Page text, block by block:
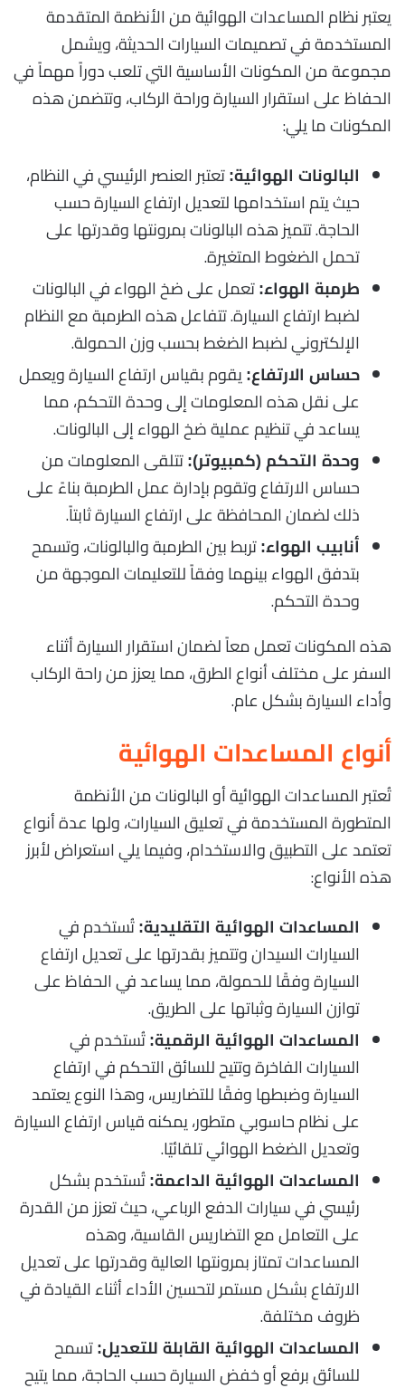
يعتبر نظام المساعدات الهوائية من الأنظمة المتقدمة
المستخدمة في تصميمات السيارات الحديثة، ويشمل
مجموعة من المكونات الأساسية التي تلعب دوراً مهماً في
الحفاظ على استقرار السيارة وراحة الركاب، وتتضمن هذه
المكونات ما يلي:
البالونات الهوائية: تعتبر العنصر الرئيسي في النظام،
حيث يتم استخدامها لتعديل ارتفاع السيارة حسب
الحاجة. تتميز هذه البالونات بمرونتها وقدرتها على
تحمل الضغوط المتغيرة.
طرمبة الهواء: تعمل على ضخ الهواء في البالونات
لضبط ارتفاع السيارة. تتفاعل هذه الطرمبة مع النظام
الإلكتروني لضبط الضغط بحسب وزن الحمولة.
حساس الارتفاع: يقوم بقياس ارتفاع السيارة ويعمل
على نقل هذه المعلومات إلى وحدة التحكم، مما
يساعد في تنظيم عملية ضخ الهواء إلى البالونات.
وحدة التحكم (كمبيوتر): تتلقى المعلومات من
حساس الارتفاع وتقوم بإدارة عمل الطرمبة بناءً على
ذلك لضمان المحافظة على ارتفاع السيارة ثابتاً.
أنابيب الهواء: تربط بين الطرمبة والبالونات، وتسمح
بتدفق الهواء بينهما وفقاً للتعليمات الموجهة من
وحدة التحكم.
هذه المكونات تعمل معاً لضمان استقرار السيارة أثناء
السفر على مختلف أنواع الطرق، مما يعزز من راحة الركاب
وأداء السيارة بشكل عام.
أنواع المساعدات الهوائية
تُعتبر المساعدات الهوائية أو البالونات من الأنظمة
المتطورة المستخدمة في تعليق السيارات، ولها عدة أنواع
تعتمد على التطبيق والاستخدام، وفيما يلي استعراض لأبرز
هذه الأنواع:
المساعدات الهوائية التقليدية: تُستخدم في
السيارات السيدان وتتميز بقدرتها على تعديل ارتفاع
السيارة وفقًا للحمولة، مما يساعد في الحفاظ على
توازن السيارة وثباتها على الطريق.
المساعدات الهوائية الرقمية: تُستخدم في
السيارات الفاخرة وتتيح للسائق التحكم في ارتفاع
السيارة وضبطها وفقًا للتضاريس، وهذا النوع يعتمد
على نظام حاسوبي متطور، يمكنه قياس ارتفاع السيارة
وتعديل الضغط الهوائي تلقائيًا.
المساعدات الهوائية الداعمة: تُستخدم بشكل
رئيسي في سيارات الدفع الرباعي، حيث تعزز من القدرة
على التعامل مع التضاريس القاسية، وهذه
المساعدات تمتاز بمرونتها العالية وقدرتها على تعديل
الارتفاع بشكل مستمر لتحسين الأداء أثناء القيادة في
ظروف مختلفة.
المساعدات الهوائية القابلة للتعديل: تسمح
للسائق برفع أو خفض السيارة حسب الحاجة، مما يتيح